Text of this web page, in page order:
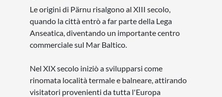
Le origini di Pärnu risalgono al XIII secolo,
quando la città entrò a far parte della Lega
Anseatica, diventando un importante centro
commerciale sul Mar Baltico.
Nel XIX secolo iniziò a svilupparsi come
rinomata località termale e balneare, attirando
visitatori provenienti da tutta l'Europa